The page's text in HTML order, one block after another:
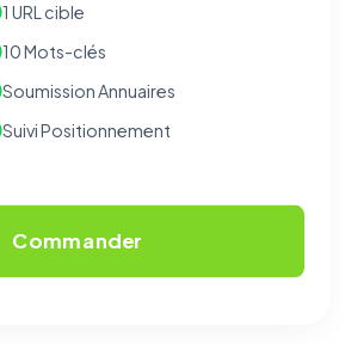
1 URL cible
10 Mots-clés
Soumission Annuaires
Suivi Positionnement
Commander